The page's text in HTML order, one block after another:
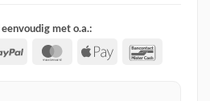
met o.a.:
PayPal MasterCard
Apple